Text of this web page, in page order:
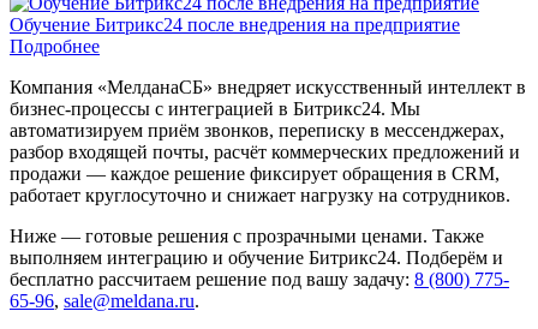
Обучение Битрикс24 после внедрения на предприятие
Подробнее
Компания «МелданаСБ» внедряет искусственный интеллект в
бизнес-процессы с интеграцией в Битрикс24. Мы
автоматизируем приём звонков, переписку в мессенджерах,
разбор входящей почты, расчёт коммерческих предложений и
продажи — каждое решение фиксирует обращения в CRM,
работает круглосуточно и снижает нагрузку на сотрудников.
Ниже — готовые решения с прозрачными ценами. Также
выполняем интеграцию и обучение Битрикс24. Подберём и
бесплатно рассчитаем решение под вашу задачу: 8 (800) 775-
65-96, sale@meldana.ru.